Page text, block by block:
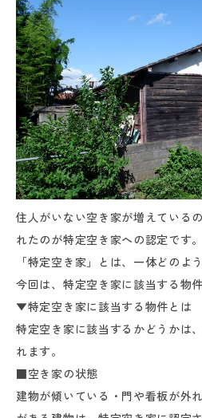
住人がいない空き家が増えている
れたのが特定空き家への認定です。
「特定空き家」とは、一体どのよ
今回は、特定空き家に該当する物
▼特定空き家に該当する物件とは
特定空き家に該当するかどうかは
れます。
■空き家の状態
建物が傾いている・門や看板が外